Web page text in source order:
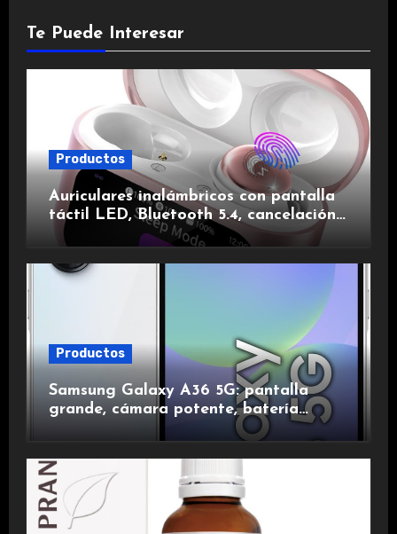
Te Puede Interesar
Productos
Auriculares inalámbricos con pantalla
táctil LED, Bluetooth 5.4, cancelación
de ruido, impermeables y de larga
Productos
Samsung Galaxy A36 5G: pantalla
grande, cámara potente, batería
duradera y carga rápida para una